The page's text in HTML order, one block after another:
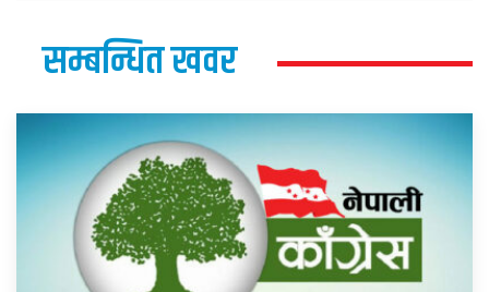
सम्बन्धित खवर